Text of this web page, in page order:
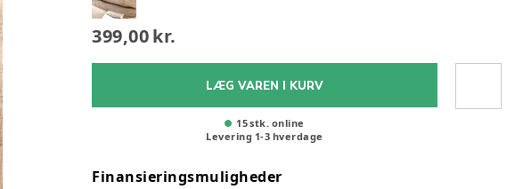
399,00 kr.
LÆG VAREN I KURV
15 stk. online
Levering 1-3 hverdage
Finansieringsmuligheder